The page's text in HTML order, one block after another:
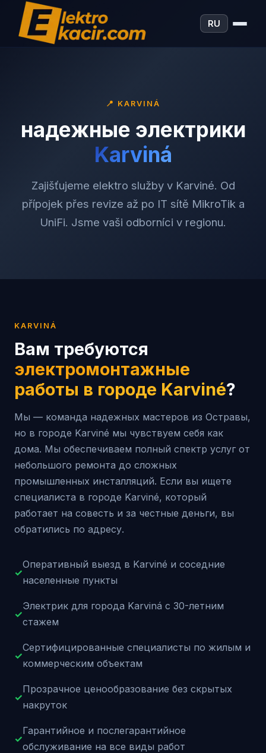
RU
📍 KARVINÁ
надежные электрики
Karviná
Zajišťujeme elektro služby v Karviné. Od
přípojek přes revize až po IT sítě MikroTik a
UniFi. Jsme vaši odborníci v regionu.
KARVINÁ
Вам требуются
электромонтажные
работы в городе Karviné?
Мы — команда надежных мастеров из Остравы,
но в городе Karviné мы чувствуем себя как
дома. Мы обеспечиваем полный спектр услуг от
небольшого ремонта до сложных
промышленных инсталляций. Если вы ищете
специалиста в городе Karviné, который
работает на совесть и за честные деньги, вы
обратились по адресу.
✓
Оперативный выезд в Karviné и соседние
населенные пункты
✓
Электрик для города Karviná с 30-летним
стажем
✓
Сертифицированные специалисты по жилым и
коммерческим объектам
✓
Прозрачное ценообразование без скрытых
накруток
✓
Гарантийное и послегарантийное
обслуживание на все виды работ